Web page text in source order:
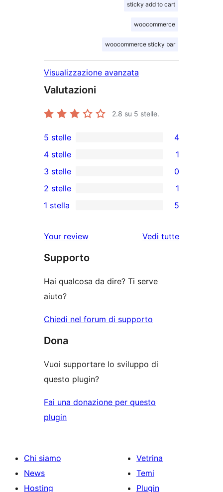
sticky add to cart
woocommerce
woocommerce sticky bar
Visualizzazione avanzata
Valutazioni
2.8 su 5 stelle.
4
recensioni
a
5-
stelle
5 stelle 4
4-
recensioni
a
4 stelle 1
0
recensioni
a
stelle
3 stelle 0
2-
a
stelle
2 stelle 1
a
1-
1 stella 5
Your review
Vedi tutte
Supporto
Hai qualcosa da dire? Ti serve
aiuto?
Chiedi nel forum di supporto
Dona
Vuoi supportare lo sviluppo di
questo plugin?
Fai una donazione per questo
plugin
Chi siamo
News
Hosting
Vetrina
Temi
Plugin